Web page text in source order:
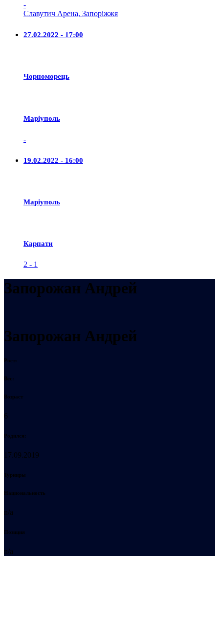
-
Славутич Арена, Запоріжжя
27.02.2022 - 17:00
Чорноморець
Маріуполь
-
19.02.2022 - 16:00
Маріуполь
Карпати
2 - 1
Запорожан Андрей
Запорожан Андрей
Рост:
Вес:
Возраст
6
Родился:
17.09.2019
Турниры
Национальность
n/a
Позиция
n/a